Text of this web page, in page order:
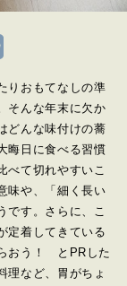
りおもてなしの準
そんな年末に欠か
どんな味付けの蕎
晦日に食べる習慣
て切れやすいこ
味や、「細く長い
です。さらに、こ
定着してきている
おう！ とPRした
理など、胃がちょ